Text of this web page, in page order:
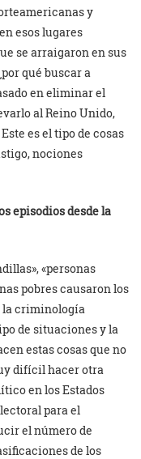
y
esos lugares
se arraigaron en sus
qué buscar a
en eliminar el
al Reino Unido,
es el tipo de cosas
nociones
episodios desde la
«personas
pobres causaron los
la criminología
de situaciones y la
estas cosas que no
difícil hacer otra
en los Estados
para el
el número de
de los